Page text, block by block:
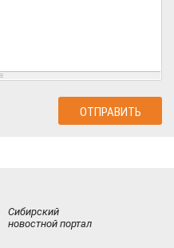
Сибирский
новостной портал